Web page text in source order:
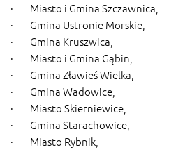
· Miasto i Gmina Szczawnica,
· Gmina Ustronie Morskie,
· Gmina Kruszwica,
· Miasto i Gmina Gąbin,
· Gmina Zławieś Wielka,
· Gmina Wadowice,
· Miasto Skierniewice,
· Gmina Starachowice,
· Miasto Rybnik,